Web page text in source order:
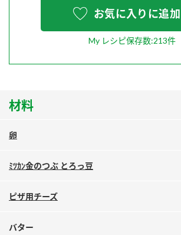
Fibee
スペシャルサイト
お酢を知ろう！
鍋奉行マニュアル
各部門が大切にしていること
よくあるご質問 お気に入りに追加
My レシピ保存数:213件
材料
卵
ﾐﾂｶﾝ金のつぶ とろっ豆
ピザ用チーズ
バター